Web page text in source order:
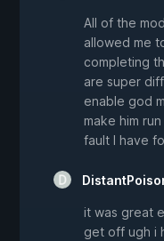
All of the
allowed me
completing
are super
enable god
make him
fault I have
it was great
get off ugh i